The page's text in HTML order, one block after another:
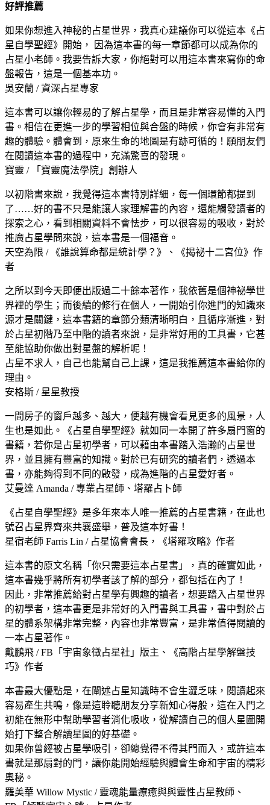
好評推薦
如果你想進入神秘的占星世界，我真心建議你可以從這本《占
星自學聖經》開始， 因為這本書的每一章節都可以成為你的
占星小老師。我要告訴大家，你絕對可以用這本書來寫你的命
盤報告，這是一個基本功。
吳安蘭 / 資深占星專家
這本書可以讓你輕易的了解占星學，而且是非常容易懂的入門
書。相信在更進一步的學習相位與合盤的時候，你會有非常有
趣的體驗。體會到，原來生命的地圖是有跡可循的！願朋友們
在閱讀這本書的過程中，充滿驚喜的發現。
寶靈 / 「寶靈魔法學院」創辦人
以初階書來說，我覺得這本書特別詳細，每一個環節都提到
了……好的書不只是能讓人家理解書的內容，還能觸發讀者的
探索之心，看到相關資料不會怯步，可以很容易的吸收，對於
推廣占星學問來說，這本書是一個福音。
天空為限 / 《誰說算命都是統計學？》、《揭祕十二宮位》作
者
之所以到今天即便出版過二十餘本著作，我依舊是個神祕學世
界裡的學生；而後續的修行在個人，一開始引你進門的知識來
源才是關鍵，這本書籍的章節分類清晰明白，且循序漸進，對
於占星初階乃至中階的讀者來說，是非常好用的工具書，它甚
至能協助你做出對星盤的解析呢！
占星不求人，自己也能幫自己上課，這是我推薦這本書給你的
理由。
安格斯 / 星星教授
一間房子的窗戶越多、越大，便越有機會看見更多的風景，人
生也是如此。《占星自學聖經》就如同一本開了許多扇門窗的
書籍，若你是占星初學者，可以藉由本書踏入浩瀚的占星世
界，並且擁有豐富的知識。對於已有研究的讀者們，透過本
書，亦能夠得到不同的啟發，成為進階的占星愛好者。
艾曼達 Amanda / 專業占星師、塔羅占卜師
《占星自學聖經》是多年來本人唯一推薦的占星書籍，在此也
號召占星界齊來共襄盛舉，普及這本好書！
星宿老師 Farris Lin / 占星協會會長，《塔羅攻略》作者
這本書的原文名稱「你只需要這本占星書」，真的確實如此，
這本書幾乎將所有初學者該了解的部分，都包括在內了！
因此，非常推薦給對占星學有興趣的讀者，想要踏入占星世界
的初學者，這本書更是非常好的入門書與工具書，書中對於占
星的體系架構非常完整，內容也非常豐富，是非常值得閱讀的
一本占星著作。
戴鵬飛 / FB「宇宙象徵占星社」版主、《高階占星學解盤技
巧》作者
本書最大優點是，在闡述占星知識時不會生澀乏味，閱讀起來
容易產生共鳴，像是這聆聽朋友分享新知心得般，這在入門之
初能在無形中幫助學習者消化吸收，從解讀自己的個人星圖開
始打下整合解讀星圖的好基礎。
如果你曾經被占星學吸引，卻總覺得不得其門而入，或許這本
書就是那扇對的門，讓你能開始經驗與體會生命和宇宙的精彩
奧秘。
羅美華 Willow Mystic / 靈魂能量療癒與與靈性占星教師、